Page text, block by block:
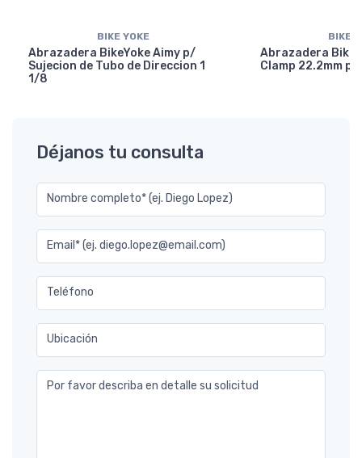
BIKE YOKE
Abrazadera BikeYoke Aimy p/
Sujecion de Tubo de Direccion 1
1/8
BIKE
Abrazadera
Clamp 22.2mm
Déjanos tu consulta
Nombre completo* (ej. Diego Lopez)
Email* (ej. diego.lopez@email.com)
Teléfono
Ubicación
Por favor describa en detalle su solicitud